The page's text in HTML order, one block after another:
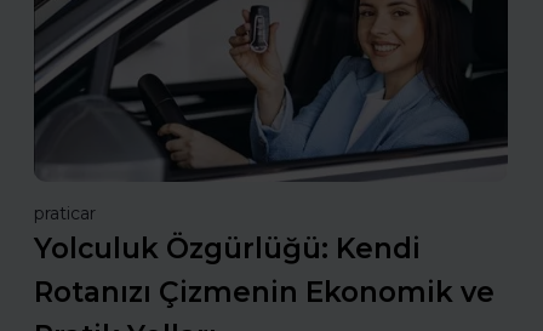
praticar
Yolculuk Özgürlüğü: Kendi
Rotanızı Çizmenin Ekonomik ve